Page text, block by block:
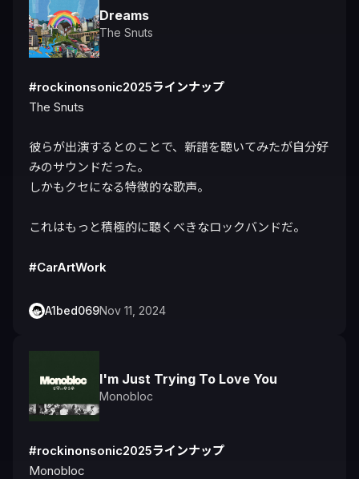
Dreams
The Snuts
#rockinonsonic2025ラインナップ
The Snuts
彼らが出演するとのことで、新譜を聴いてみたが自分好
みのサウンドだった。
しかもクセになる特徴的な歌声。
これはもっと積極的に聴くべきなロックバンドだ。
#CarArtWork
A1bed069Nov 11, 2024
I'm Just Trying To Love You
Monobloc
#rockinonsonic2025ラインナップ
Monobloc